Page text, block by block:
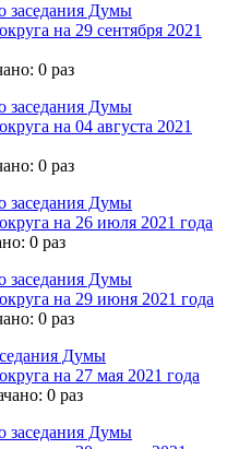
заседания Думы
на 29 сентября 2021
0 раз
заседания Думы
на 04 августа 2021
0 раз
заседания Думы
на 26 июля 2021 года
0 раз
заседания Думы
на 29 июня 2021 года
0 раз
Думы
на 27 мая 2021 года
0 раз
заседания Думы